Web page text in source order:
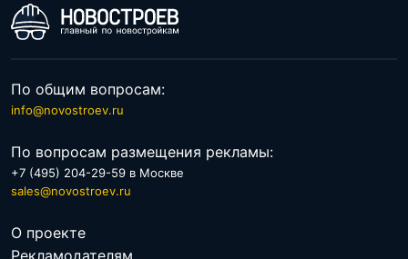
По общим вопросам:
info@novostroev.ru
По вопросам размещения рекламы:
+7 (495) 204-29-59 в Москве
sales@novostroev.ru
О проекте
Рекламодателям